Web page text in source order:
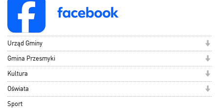
Urząd Gminy
Gmina Przesmyki
Kultura
Oświata
Sport